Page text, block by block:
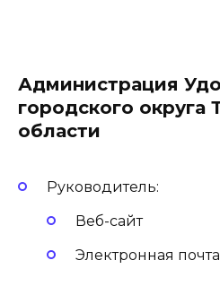
Администрация
городского округа
области
Руководитель:
Веб-сайт
Электронная почта